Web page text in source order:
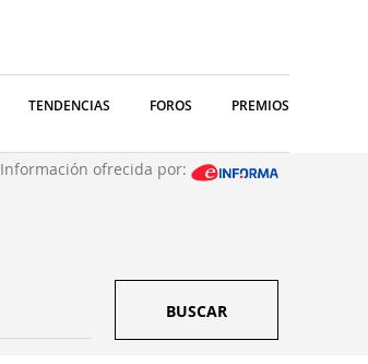
TENDENCIAS FOROS PREMIOS
Información ofrecida por:
BUSCAR